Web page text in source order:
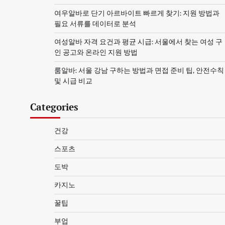
여우알바로 단기 아르바이트 빠르게 찾기: 지원 방법과
필요 서류를 데이터로 분석
여성알바 자격 요건과 평균 시급: 서울에서 찾는 여성 구
인 공고와 온라인 지원 방법
룸알바: 서울 강남 구하는 방법과 면접 준비 팁, 안전수칙
및 시급 비교
Categories
건강
스포츠
도박
카지노
꿀팁
부업